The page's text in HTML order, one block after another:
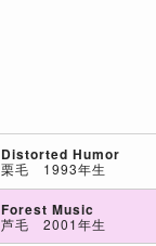
Distorted Humor
栗毛 1993年生
Forest Music
芦毛 2001年生